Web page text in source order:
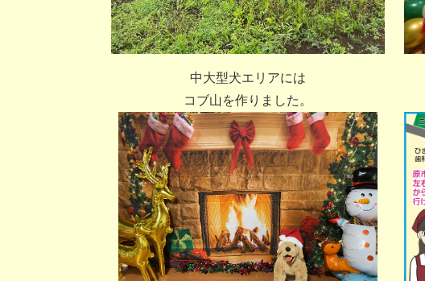
中大型犬エリアには
コブ山を作りました。